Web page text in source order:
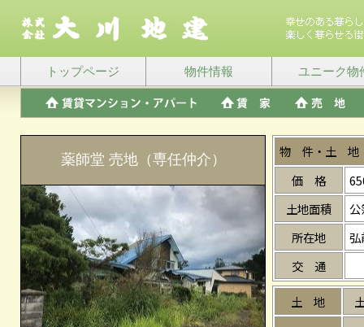
トップページ 物件情報 ユニーク物
薬師堂 売地（専任仲介）
物 件・土 地
価 格
土地面積
所在地
弘
交 通
土 地